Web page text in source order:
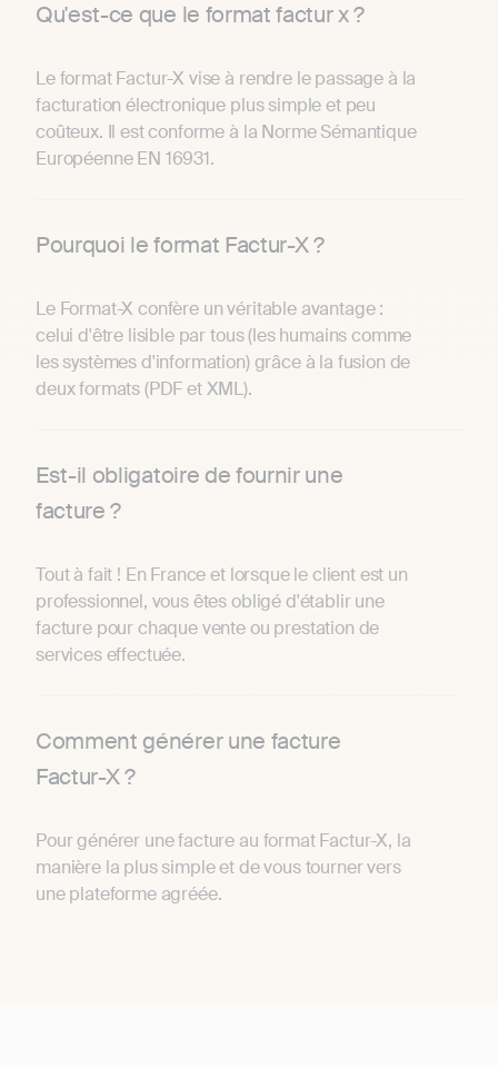
Qu'est-ce que le format factur x ?
Le format Factur-X vise à rendre le passage à la
facturation électronique plus simple et peu
coûteux. Il est conforme à la Norme Sémantique
Européenne EN 16931.
Pourquoi le format Factur-X ?
Le Format-X confère un véritable avantage :
celui d'être lisible par tous (les humains comme
les systèmes d'information) grâce à la fusion de
deux formats (PDF et XML).
Est-il obligatoire de fournir une
facture ?
Tout à fait ! En France et lorsque le client est un
professionnel, vous êtes obligé d'établir une
facture pour chaque vente ou prestation de
services effectuée.
Comment générer une facture
Factur-X ?
Pour générer une facture au format Factur-X, la
manière la plus simple et de vous tourner vers
une plateforme agréée.